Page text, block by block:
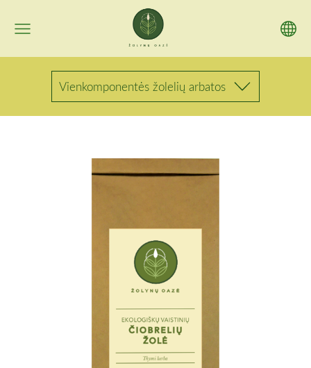
Vienkomponentės žolelių arbatos